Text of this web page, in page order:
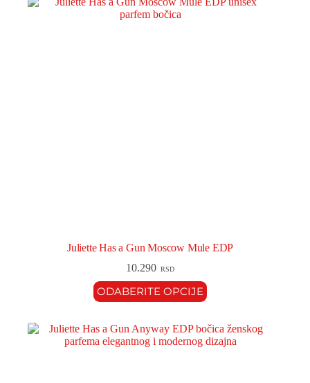
Juliette Has a Gun Moscow Mule EDP
10.290 RSD
ODABERITE OPCIJE